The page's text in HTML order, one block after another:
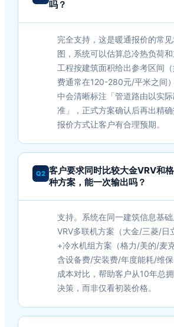
吗？
完全支持，这是暖通报价的常
图，系统可以估算总冷热负荷
工程按建筑面积给出参考区间
费通常在120-280元/平米之间
中会清晰标注「管道路由以实
准」，正式方案确认后再出精
报价方式让客户有合理预期。
Q2 客户要求同时比较大金VRV和
种方案，能一次输出吗？
支持。系统在同一建筑信息基
VRV多联机方案（大金/三菱/日
+冷水机组方案（格力/美的/麦
含设备费/安装费/年度能耗/维
成本对比，帮助客户从10年总
决策，而非仅看初装价格。